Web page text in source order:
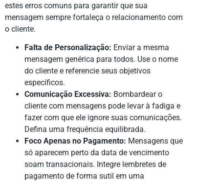
estes erros comuns para garantir que sua
mensagem sempre fortaleça o relacionamento com
o cliente.
Falta de Personalização: Enviar a mesma
mensagem genérica para todos. Use o nome
do cliente e referencie seus objetivos
específicos.
Comunicação Excessiva: Bombardear o
cliente com mensagens pode levar à fadiga e
fazer com que ele ignore suas comunicações.
Defina uma frequência equilibrada.
Foco Apenas no Pagamento: Mensagens que
só aparecem perto da data de vencimento
soam transacionais. Integre lembretes de
pagamento de forma sutil em uma